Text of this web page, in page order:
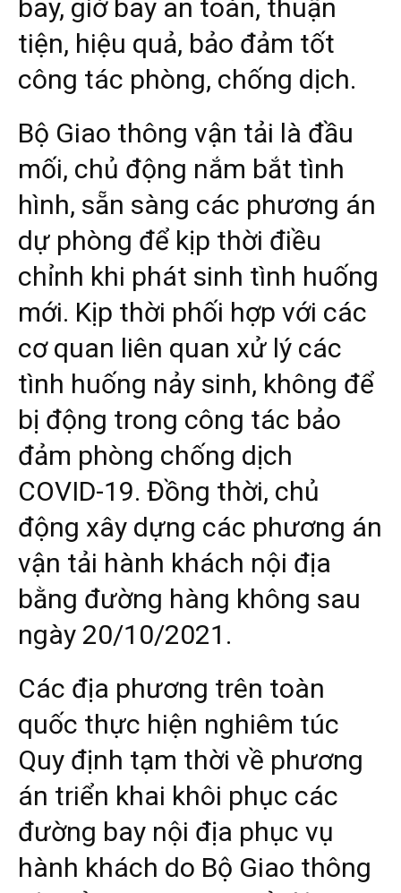
bay, giờ bay an toàn, thuận
tiện, hiệu quả, bảo đảm tốt
công tác phòng, chống dịch.
Bộ Giao thông vận tải là đầu
mối, chủ động nắm bắt tình
hình, sẵn sàng các phương án
dự phòng để kịp thời điều
chỉnh khi phát sinh tình huống
mới. Kịp thời phối hợp với các
cơ quan liên quan xử lý các
tình huống nảy sinh, không để
bị động trong công tác bảo
đảm phòng chống dịch
COVID-19. Đồng thời, chủ
động xây dựng các phương án
vận tải hành khách nội địa
bằng đường hàng không sau
ngày 20/10/2021.
Các địa phương trên toàn
quốc thực hiện nghiêm túc
Quy định tạm thời về phương
án triển khai khôi phục các
đường bay nội địa phục vụ
hành khách do Bộ Giao thông